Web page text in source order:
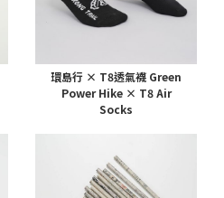
環島行 × T8透氣襪 Green
Power Hike × T8 Air
Socks